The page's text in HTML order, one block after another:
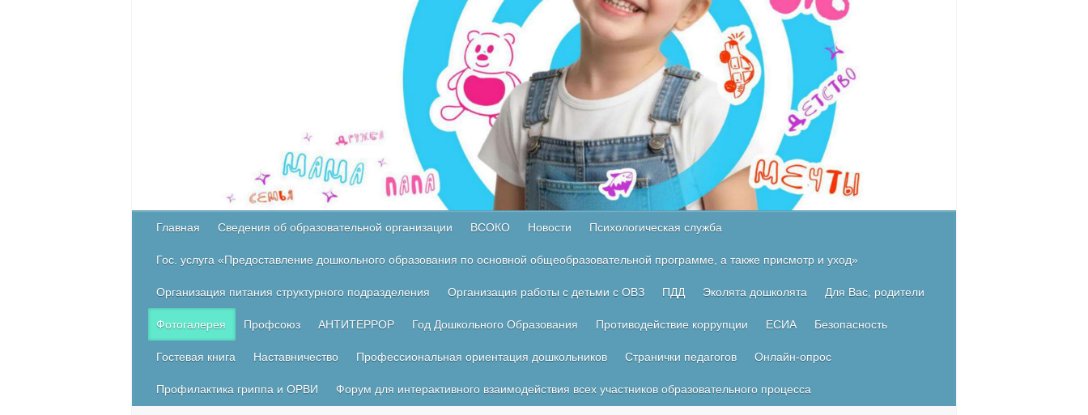
Главная Сведения об образовательной организации ВСОКО Новости Психологическая служба
Гос. услуга «Предоставление дошкольного образования по основной общеобразовательной программе, а также присмотр и уход»
Организация питания структурного подразделения Организация работы с детьми с ОВЗ ПДД Эколята дошколята Для Вас, родители
Фотогалерея Профсоюз АНТИТЕРРОР Год Дошкольного Образования Противодействие коррупции ЕСИА Безопасность
Гостевая книга Наставничество Профессиональная ориентация дошкольников Странички педагогов Онлайн-опрос
Профилактика гриппа и ОРВИ Форум для интерактивного взаимодействия всех участников образовательного процесса